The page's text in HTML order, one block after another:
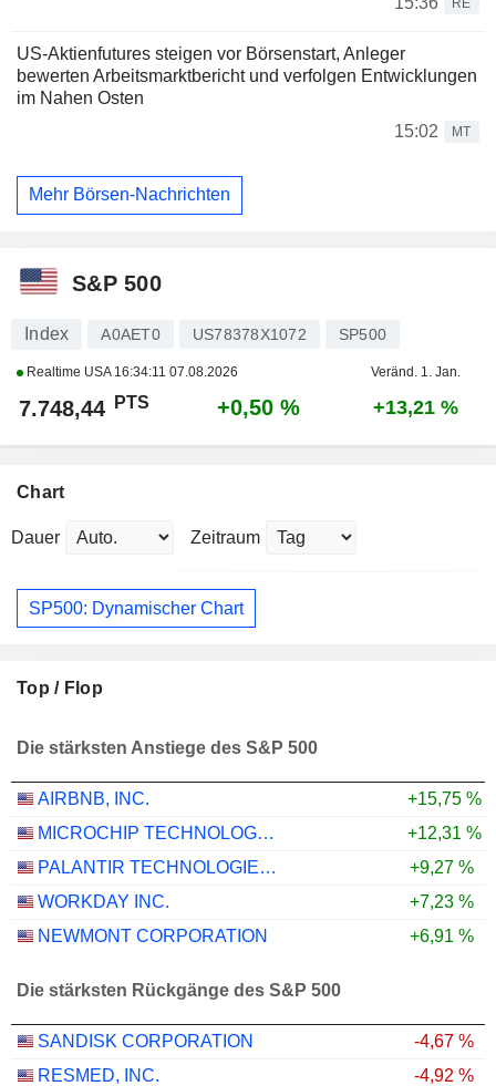
RE
US-Aktienfutures steigen vor Börsenstart, Anleger
bewerten Arbeitsmarktbericht und verfolgen Entwicklungen
im Nahen Osten
15:02
MT
Mehr Börsen-Nachrichten
S&P 500
Index A0AET0 US78378X1072 SP500
Realtime USA 16:34:11 07.08.2026 Veränd. 1. Jan.
7.748,44 PTS +0,50 % +13,21 %
Chart
Dauer Zeitraum
SP500: Dynamischer Chart
Top / Flop
Die stärksten Anstiege des S&P 500
AIRBNB, INC.
+15,75 %
MICROCHIP TECHNOLOGY INCORPORATED
+12,31 %
PALANTIR TECHNOLOGIES INC.
+9,27 %
WORKDAY INC.
+7,23 %
NEWMONT CORPORATION
+6,91 %
Die stärksten Rückgänge des S&P 500
SANDISK CORPORATION
-4,67 %
RESMED, INC.
-4,92 %